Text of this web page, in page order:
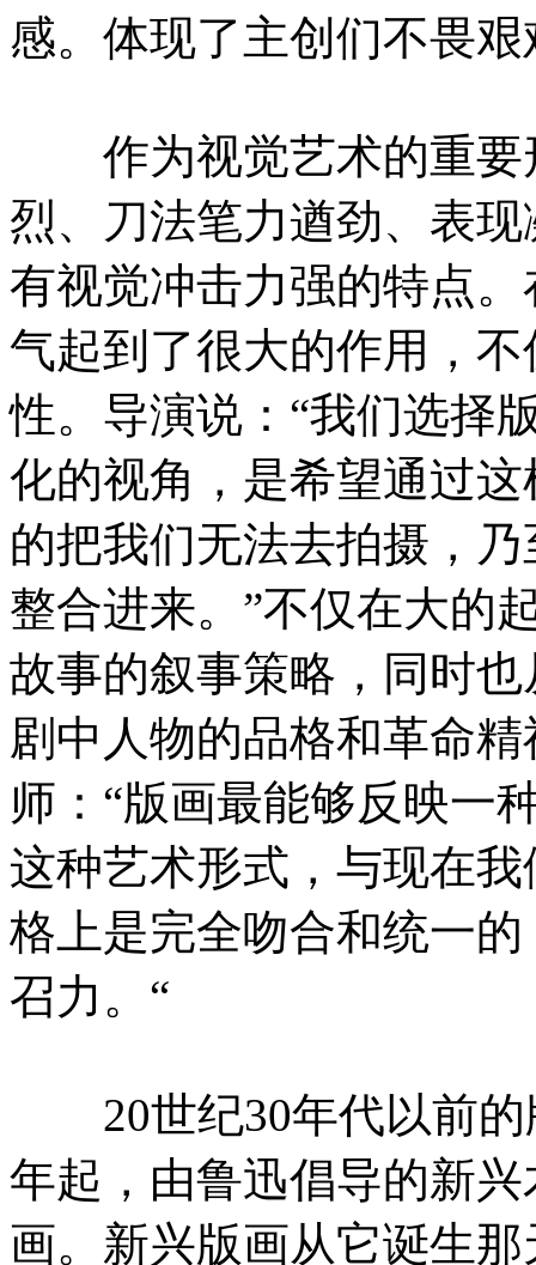
感。体现了主创们不畏
作为视觉艺术的重要
烈、刀法笔力遒劲、表
有视觉冲击力强的特点
气起到了很大的作用，
性。导演说：“我们选择
化的视角，是希望通过
的把我们无法去拍摄，
整合进来。”不仅在大的
故事的叙事策略，同时
剧中人物的品格和革命
师：“版画最能够反映一
这种艺术形式，与现在
格上是完全吻合和统一
召力。“
20世纪30年代以前的
年起，由鲁迅倡导的新
画。新兴版画从它诞生